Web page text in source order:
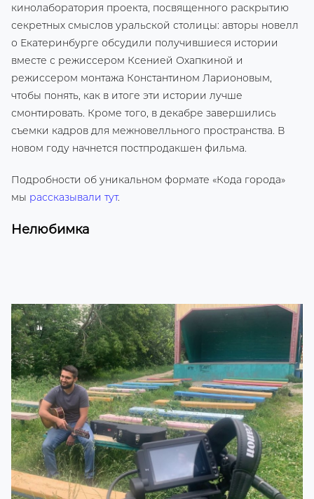
кинолаборатория проекта, посвященного раскрытию
секретных смыслов уральской столицы: авторы новелл
о Екатеринбурге обсудили получившиеся истории
вместе с режиссером Ксенией Охапкиной и
режиссером монтажа Константином Ларионовым,
чтобы понять, как в итоге эти истории лучше
смонтировать. Кроме того, в декабре завершились
съемки кадров для межновелльного пространства. В
новом году начнется постпродакшен фильма.
Подробности об уникальном формате «Кода города»
мы рассказывали тут.
Нелюбимка